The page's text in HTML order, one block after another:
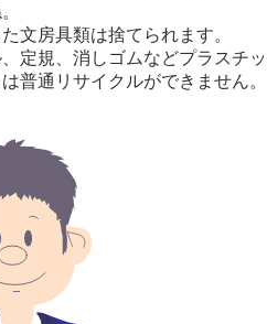
文房具類は捨てられます。
定規、消しゴムなどプラスチッ
普通リサイクルができません。